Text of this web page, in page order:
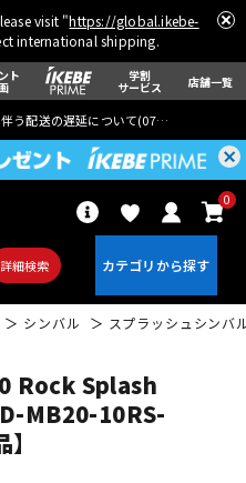
visit "https://global.ikebe-
international shipping.
ト 学割
サービス 店舗一覧
う配送の遅延について(07月29日
詳細検索
0
シンバル スプラッシュシンバ
Rock Splash
MB20-10RS-